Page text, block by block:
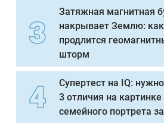
Затяжная магнитная
накрывает Землю:
продлится
шторм
Супертест на IQ:
3 отличия на картинке
семейного портрета